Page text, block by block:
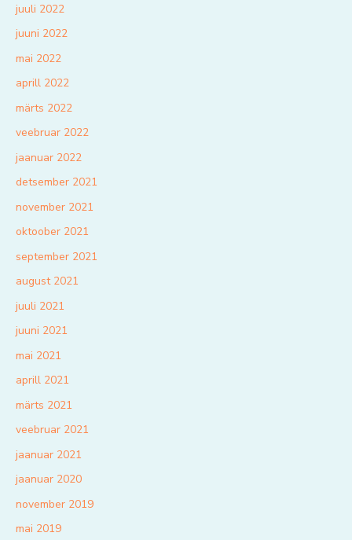
juuli 2022
juuni 2022
mai 2022
aprill 2022
märts 2022
veebruar 2022
jaanuar 2022
detsember 2021
november 2021
oktoober 2021
september 2021
august 2021
juuli 2021
juuni 2021
mai 2021
aprill 2021
märts 2021
veebruar 2021
jaanuar 2021
jaanuar 2020
november 2019
mai 2019